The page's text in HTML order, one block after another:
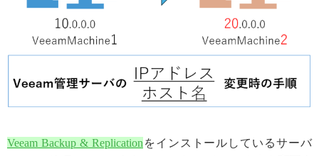
Veeam Backup & Replication をインストールしているサーバ